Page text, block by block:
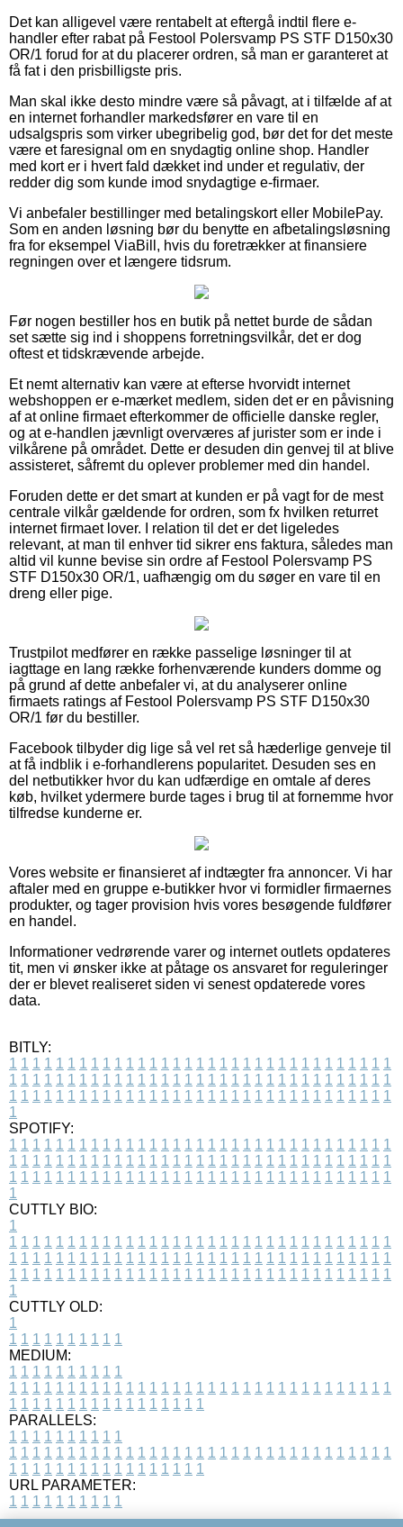
Det kan alligevel være rentabelt at eftergå indtil flere e-
handler efter rabat på Festool Polersvamp PS STF D150x30
OR/1 forud for at du placerer ordren, så man er garanteret at
få fat i den prisbilligste pris.
Man skal ikke desto mindre være så påvagt, at i tilfælde af at
en internet forhandler markedsfører en vare til en
udsalgspris som virker ubegribelig god, bør det for det meste
være et faresignal om en snydagtig online shop. Handler
med kort er i hvert fald dækket ind under et regulativ, der
redder dig som kunde imod snydagtige e-firmaer.
Vi anbefaler bestillinger med betalingskort eller MobilePay.
Som en anden løsning bør du benytte en afbetalingsløsning
fra for eksempel ViaBill, hvis du foretrækker at finansiere
regningen over et længere tidsrum.
Før nogen bestiller hos en butik på nettet burde de sådan
set sætte sig ind i shoppens forretningsvilkår, det er dog
oftest et tidskrævende arbejde.
Et nemt alternativ kan være at efterse hvorvidt internet
webshoppen er e-mærket medlem, siden det er en påvisning
af at online firmaet efterkommer de officielle danske regler,
og at e-handlen jævnligt overværes af jurister som er inde i
vilkårene på området. Dette er desuden din genvej til at blive
assisteret, såfremt du oplever problemer med din handel.
Foruden dette er det smart at kunden er på vagt for de mest
centrale vilkår gældende for ordren, som fx hvilken returret
internet firmaet lover. I relation til det er det ligeledes
relevant, at man til enhver tid sikrer ens faktura, således man
altid vil kunne bevise sin ordre af Festool Polersvamp PS
STF D150x30 OR/1, uafhængig om du søger en vare til en
dreng eller pige.
Trustpilot medfører en række passelige løsninger til at
iagttage en lang række forhenværende kunders domme og
på grund af dette anbefaler vi, at du analyserer online
firmaets ratings af Festool Polersvamp PS STF D150x30
OR/1 før du bestiller.
Facebook tilbyder dig lige så vel ret så hæderlige genveje til
at få indblik i e-forhandlerens popularitet. Desuden ses en
del netbutikker hvor du kan udfærdige en omtale af deres
køb, hvilket ydermere burde tages i brug til at fornemme hvor
tilfredse kunderne er.
Vores website er finansieret af indtægter fra annoncer. Vi har
aftaler med en gruppe e-butikker hvor vi formidler firmaernes
produkter, og tager provision hvis vores besøgende fuldfører
en handel.
Informationer vedrørende varer og internet outlets opdateres
tit, men vi ønsker ikke at påtage os ansvaret for reguleringer
der er blevet realiseret siden vi senest opdaterede vores
data.
BITLY:
1 1 1 1 1 1 1 1 1 1 1 1 1 1 1 1 1 1 1 1 1 1 1 1 1 1 1 1 1 1 1 1 1
1 1 1 1 1 1 1 1 1 1 1 1 1 1 1 1 1 1 1 1 1 1 1 1 1 1 1 1 1 1 1 1 1
1 1 1 1 1 1 1 1 1 1 1 1 1 1 1 1 1 1 1 1 1 1 1 1 1 1 1 1 1 1 1 1 1
1
SPOTIFY:
1 1 1 1 1 1 1 1 1 1 1 1 1 1 1 1 1 1 1 1 1 1 1 1 1 1 1 1 1 1 1 1 1
1 1 1 1 1 1 1 1 1 1 1 1 1 1 1 1 1 1 1 1 1 1 1 1 1 1 1 1 1 1 1 1 1
1 1 1 1 1 1 1 1 1 1 1 1 1 1 1 1 1 1 1 1 1 1 1 1 1 1 1 1 1 1 1 1 1
1
CUTTLY BIO:
1
1 1 1 1 1 1 1 1 1 1 1 1 1 1 1 1 1 1 1 1 1 1 1 1 1 1 1 1 1 1 1 1 1
1 1 1 1 1 1 1 1 1 1 1 1 1 1 1 1 1 1 1 1 1 1 1 1 1 1 1 1 1 1 1 1 1
1 1 1 1 1 1 1 1 1 1 1 1 1 1 1 1 1 1 1 1 1 1 1 1 1 1 1 1 1 1 1 1 1
1
CUTTLY OLD:
1
1 1 1 1 1 1 1 1 1 1
MEDIUM:
1 1 1 1 1 1 1 1 1 1
1 1 1 1 1 1 1 1 1 1 1 1 1 1 1 1 1 1 1 1 1 1 1 1 1 1 1 1 1 1 1 1 1
1 1 1 1 1 1 1 1 1 1 1 1 1 1 1 1 1
PARALLELS:
1 1 1 1 1 1 1 1 1 1
1 1 1 1 1 1 1 1 1 1 1 1 1 1 1 1 1 1 1 1 1 1 1 1 1 1 1 1 1 1 1 1 1
1 1 1 1 1 1 1 1 1 1 1 1 1 1 1 1 1
URL PARAMETER:
1 1 1 1 1 1 1 1 1 1